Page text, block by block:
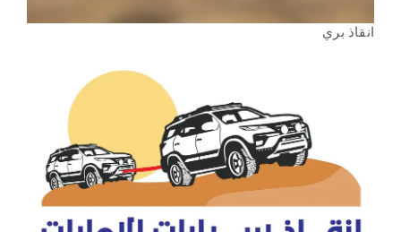
انقاذ بري